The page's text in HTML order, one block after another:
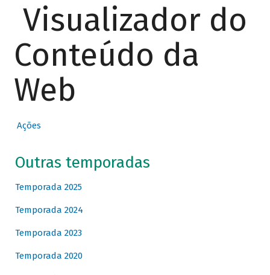
Visualizador do
Conteúdo da
Web
Ações
Outras temporadas
Temporada 2025
Temporada 2024
Temporada 2023
Temporada 2020